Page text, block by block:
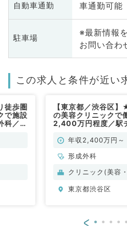
自動車通勤 車通勤可能
駐車場
※最新情報
お問い合わ
この求人と条件が近い
徒歩圏
で施設
科／非
【東京都／渋谷区
の美容クリニックで
2,400万円程度／駅
年収2,400万円～
形成外科
クリニック(美容
東京都渋谷区
<